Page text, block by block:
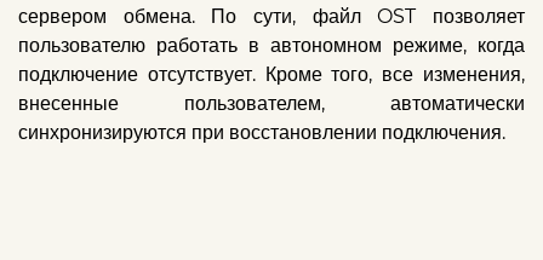
сервером обмена. По сути, файл OST позволяет
пользователю работать в автономном режиме, когда
подключение отсутствует. Кроме того, все изменения,
внесенные пользователем, автоматически
синхронизируются при восстановлении подключения.